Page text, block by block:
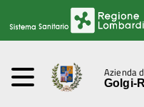
Azienda
Golgi-